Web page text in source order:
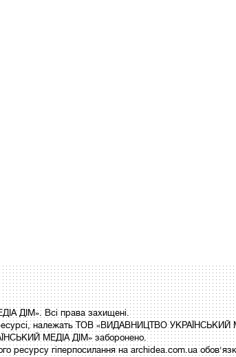
ДІМ». Всі права захищені.
ресурсі, належать ТОВ «ВИДАВНИЦТВО УКРАЇНСЬКИЙ
МЕДІА ДІМ» заборонено.
ресурсу гіперпосилання на archidea.com.ua